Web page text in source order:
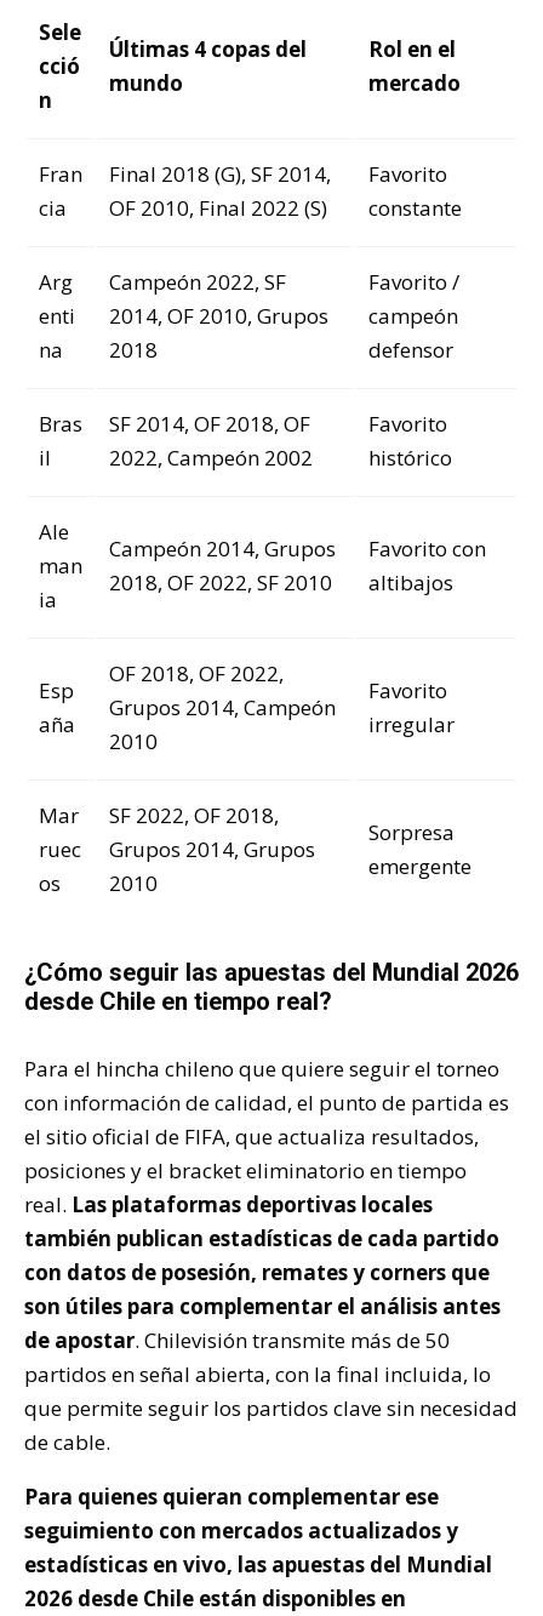
Sele
cció
n
Últimas 4 copas del
mundo
Rol en el
mercado
Fran
cia
Final 2018 (G), SF 2014,
OF 2010, Final 2022 (S)
Favorito
constante
Arg
enti
na
Campeón 2022, SF
2014, OF 2010, Grupos
2018
Favorito /
campeón
defensor
Bras
il
SF 2014, OF 2018, OF
2022, Campeón 2002
Favorito
histórico
Ale
man
ia
Campeón 2014, Grupos
2018, OF 2022, SF 2010
Favorito con
altibajos
Esp
aña
OF 2018, OF 2022,
Grupos 2014, Campeón
2010
Favorito
irregular
Mar
ruec
os
SF 2022, OF 2018,
Grupos 2014, Grupos
2010
Sorpresa
emergente
¿Cómo seguir las apuestas del Mundial 2026
desde Chile en tiempo real?
Para el hincha chileno que quiere seguir el torneo
con información de calidad, el punto de partida es
el sitio oficial de FIFA, que actualiza resultados,
posiciones y el bracket eliminatorio en tiempo
real. Las plataformas deportivas locales
también publican estadísticas de cada partido
con datos de posesión, remates y corners que
son útiles para complementar el análisis antes
de apostar. Chilevisión transmite más de 50
partidos en señal abierta, con la final incluida, lo
que permite seguir los partidos clave sin necesidad
de cable.
Para quienes quieran complementar ese
seguimiento con mercados actualizados y
estadísticas en vivo, las apuestas del Mundial
2026 desde Chile están disponibles en